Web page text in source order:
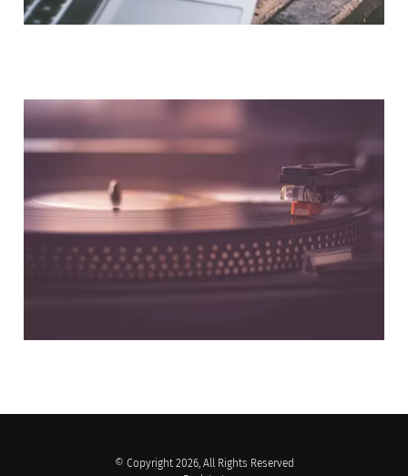
© Copyright 2026, All Rights Reserved